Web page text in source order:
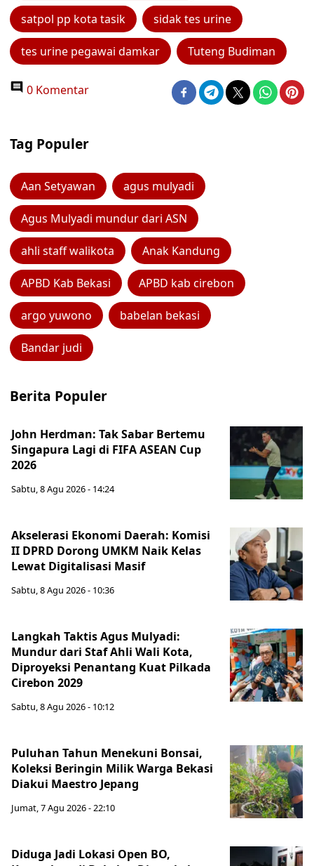
satpol pp kota tasik sidak tes urine
tes urine pegawai damkar Tuteng Budiman
0 Komentar
Tag Populer
Aan Setyawan agus mulyadi
Agus Mulyadi mundur dari ASN
ahli staff walikota Anak Kandung
APBD Kab Bekasi APBD kab cirebon
argo yuwono babelan bekasi
Bandar judi
Berita Populer
John Herdman: Tak Sabar Bertemu
Singapura Lagi di FIFA ASEAN Cup
2026
Sabtu, 8 Agu 2026 - 14:24
Akselerasi Ekonomi Daerah: Komisi
II DPRD Dorong UMKM Naik Kelas
Lewat Digitalisasi Masif
Sabtu, 8 Agu 2026 - 10:36
Langkah Taktis Agus Mulyadi:
Mundur dari Staf Ahli Wali Kota,
Diproyeksi Penantang Kuat Pilkada
Cirebon 2029
Sabtu, 8 Agu 2026 - 10:12
Puluhan Tahun Menekuni Bonsai,
Koleksi Beringin Milik Warga Bekasi
Diakui Maestro Jepang
Jumat, 7 Agu 2026 - 22:10
Diduga Jadi Lokasi Open BO,